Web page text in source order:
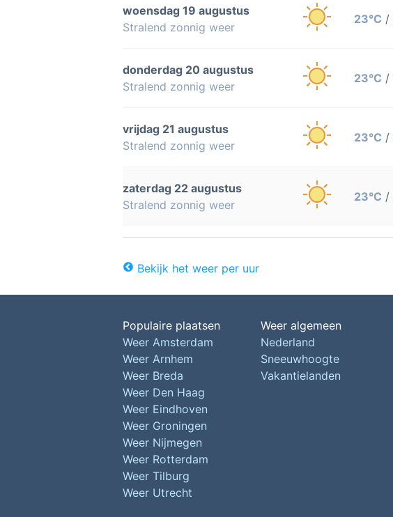
woensdag 19 augustus
Stralend zonnig weer
23°C /
donderdag 20 augustus
Stralend zonnig weer
23°C /
vrijdag 21 augustus
Stralend zonnig weer
23°C /
zaterdag 22 augustus
Stralend zonnig weer
23°C /
Bekijk het weer per uur
Populaire plaatsen
Weer Amsterdam
Weer Arnhem
Weer Breda
Weer Den Haag
Weer Eindhoven
Weer Groningen
Weer Nijmegen
Weer Rotterdam
Weer Tilburg
Weer Utrecht
Weer algemeen
Nederland
Sneeuwhoogte
Vakantielanden